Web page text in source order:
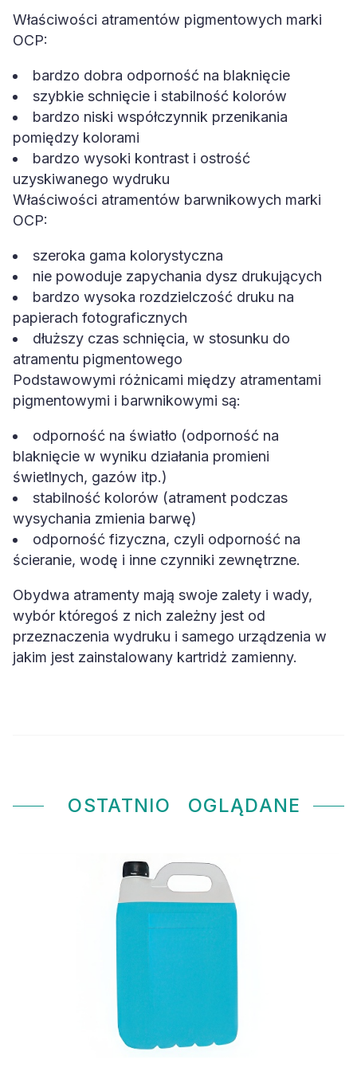
Właściwości atramentów pigmentowych marki
OCP:
bardzo dobra odporność na blaknięcie
szybkie schnięcie i stabilność kolorów
bardzo niski współczynnik przenikania
pomiędzy kolorami
bardzo wysoki kontrast i ostrość
uzyskiwanego wydruku
Właściwości atramentów barwnikowych marki
OCP:
szeroka gama kolorystyczna
nie powoduje zapychania dysz drukujących
bardzo wysoka rozdzielczość druku na
papierach fotograficznych
dłuższy czas schnięcia, w stosunku do
atramentu pigmentowego
Podstawowymi różnicami między atramentami
pigmentowymi i barwnikowymi są:
odporność na światło (odporność na
blaknięcie w wyniku działania promieni
świetlnych, gazów itp.)
stabilność kolorów (atrament podczas
wysychania zmienia barwę)
odporność fizyczna, czyli odporność na
ścieranie, wodę i inne czynniki zewnętrzne.
Obydwa atramenty mają swoje zalety i wady,
wybór któregoś z nich zależny jest od
przeznaczenia wydruku i samego urządzenia w
jakim jest zainstalowany kartridż zamienny.
OSTATNIO OGLĄDANE